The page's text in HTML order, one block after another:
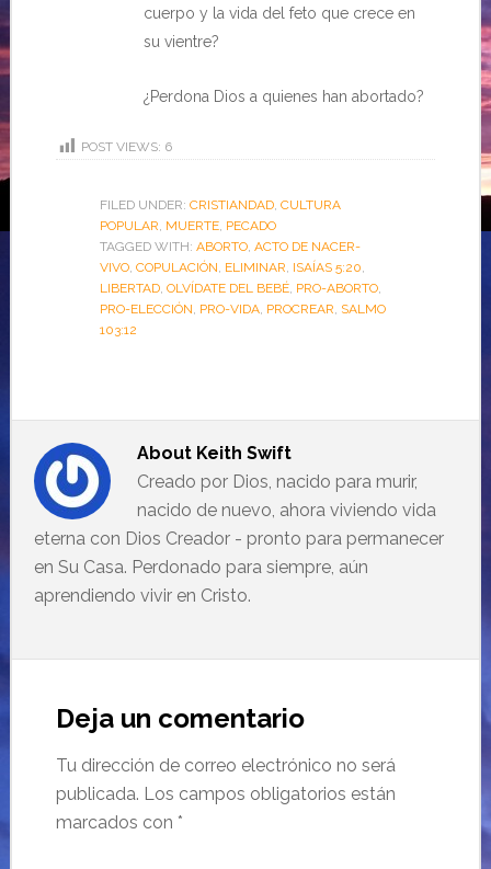
cuerpo y la vida del feto que crece en
su vientre?
¿Perdona Dios a quienes han abortado?
POST VIEWS: 6
FILED UNDER: CRISTIANDAD, CULTURA
POPULAR, MUERTE, PECADO
TAGGED WITH: ABORTO, ACTO DE NACER-
VIVO, COPULACIÓN, ELIMINAR, ISAÍAS 5:20,
LIBERTAD, OLVÍDATE DEL BEBÉ, PRO-ABORTO,
PRO-ELECCIÓN, PRO-VIDA, PROCREAR, SALMO
103:12
About Keith Swift
Creado por Dios, nacido para murir,
nacido de nuevo, ahora viviendo vida
eterna con Dios Creador - pronto para permanecer
en Su Casa. Perdonado para siempre, aún
aprendiendo vivir en Cristo.
Deja un comentario
Tu dirección de correo electrónico no será
publicada. Los campos obligatorios están
marcados con *